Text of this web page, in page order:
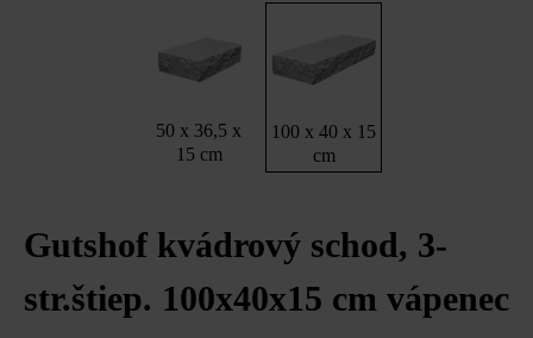
50 x 36,5 x
15 cm
100 x 40 x 15
cm
Gutshof kvádrový schod, 3-
str.štiep. 100x40x15 cm vápenec